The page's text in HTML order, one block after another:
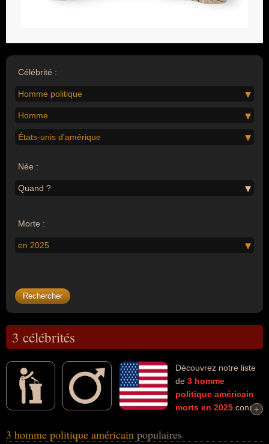
Célébrité :
Homme politique
Homme
États-unis d'amérique
Née :
Quand ?
Morte :
en 2025
3 célébrités
Découvrez notre liste
de 3 homme
politique américain
morts en 2025 connus
Ces personnalités (de sexe masculin) peuvent avoir des liens
+
+
3 homme politique américain populaires